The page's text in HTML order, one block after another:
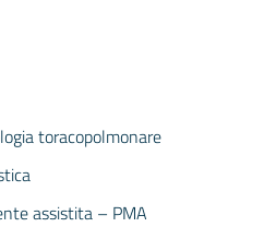
toracopolmonare
assistita – PMA